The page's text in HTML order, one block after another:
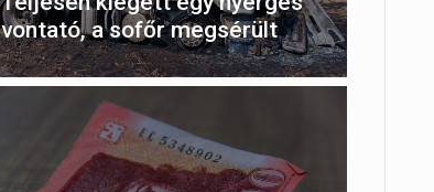
vontató, a sofőr megsérült